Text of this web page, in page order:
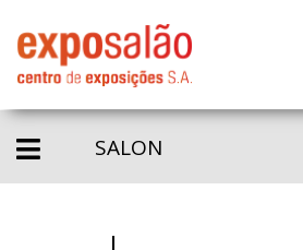
SALON